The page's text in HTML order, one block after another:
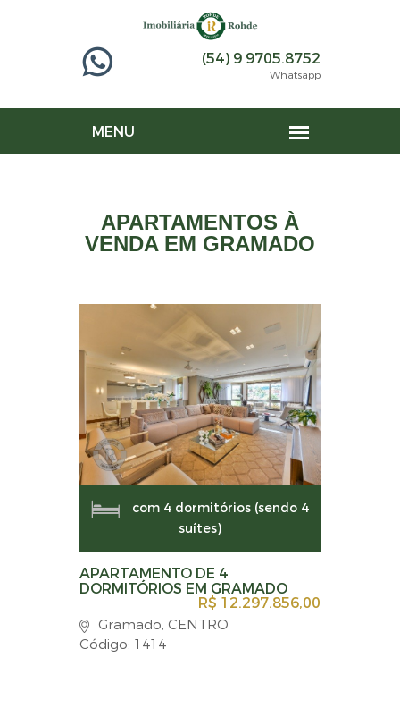
(54) 9 9705.8752
Whatsapp
APARTAMENTOS À
VENDA EM GRAMADO
com 4 dormitórios (sendo 4
suítes)
APARTAMENTO DE 4
DORMITÓRIOS EM GRAMADO
R$ 12.297.856,00
Gramado, CENTRO
Código: 1414